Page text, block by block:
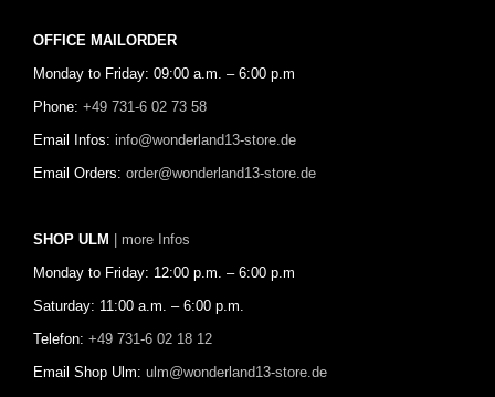
OFFICE MAILORDER
Monday to Friday: 09:00 a.m. – 6:00 p.m
Phone: +49 731-6 02 73 58
Email Infos: info@wonderland13-store.de
Email Orders: order@wonderland13-store.de
SHOP ULM | more Infos
Monday to Friday: 12:00 p.m. – 6:00 p.m
Saturday: 11:00 a.m. – 6:00 p.m.
Telefon: +49 731-6 02 18 12
Email Shop Ulm: ulm@wonderland13-store.de